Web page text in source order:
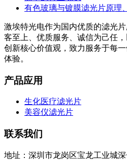
有色玻璃与镀膜滤光片原理
激埃特光电作为国内优质的滤光
客至上、优质服务、诚信为己任
创新核心价值观，致力服务于每
体验。
产品应用
生化医疗滤光片
美容仪滤光片
联系我们
地址：深圳市龙岗区宝龙工业城